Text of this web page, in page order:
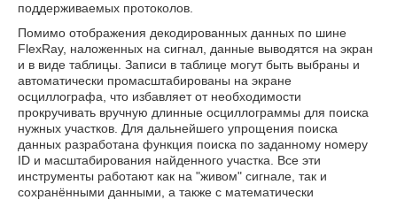
поддерживаемых протоколов.
Помимо отображения декодированных данных по шине
FlexRay, наложенных на сигнал, данные выводятся на экран
и в виде таблицы. Записи в таблице могут быть выбраны и
автоматически промасштабированы на экране
осциллографа, что избавляет от необходимости
прокручивать вручную длинные осциллограммы для поиска
нужных участков. Для дальнейшего упрощения поиска
данных разработана функция поиска по заданному номеру
ID и масштабирования найденного участка. Все эти
инструменты работают как на "живом" сигнале, так и
сохранёнными данными, а также с математически